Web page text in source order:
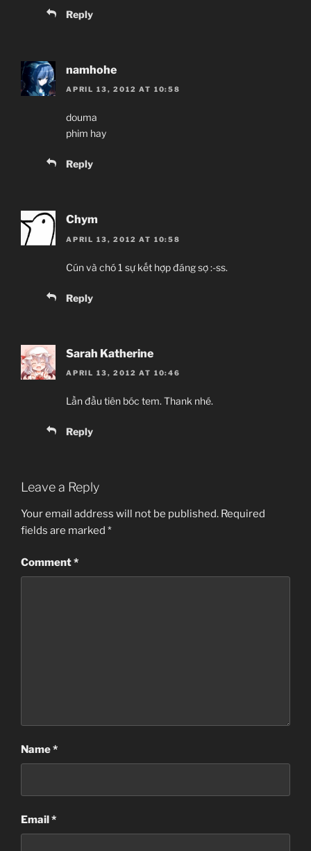
Reply
namhohe
APRIL 13, 2012 AT 10:58
douma
phim hay
Reply
Chym
APRIL 13, 2012 AT 10:58
Cún và chó 1 sự kết hợp đáng sợ :-ss.
Reply
Sarah Katherine
APRIL 13, 2012 AT 10:46
Lần đầu tiên bóc tem. Thank nhé.
Reply
Leave a Reply
Your email address will not be published. Required
fields are marked *
Comment*
Name*
Email*